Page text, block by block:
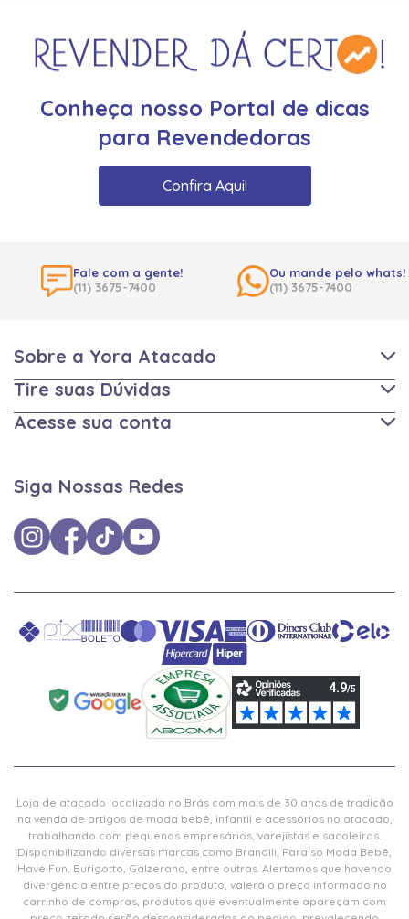
Conheça nosso Portal de dicas
para Revendedoras
Confira Aqui!
Fale com a gente!
(11) 3675-7400
Ou mande pelo whats!
(11) 3675-7400
Sobre a Yora Atacado
Tire suas Dúvidas
Acesse sua conta
Siga Nossas Redes
Loja de atacado localizada no Brás com mais de 30 anos de tradição
na venda de artigos de moda bebê, infantil e acessórios no atacado,
trabalhando com pequenos empresários, varejistas e sacoleiras.
Disponibilizando diversas marcas como Brandili, Paraíso Moda Bebê,
Have Fun, Burigotto, Galzerano, entre outras. Alertamos que havendo
divergência entre preços do produto, valerá o preço informado no
carrinho de compras, produtos que eventualmente apareçam com